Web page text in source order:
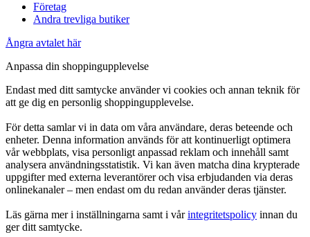
Företag
Andra trevliga butiker
Ångra avtalet här
Anpassa din shoppingupplevelse
Endast med ditt samtycke använder vi cookies och annan teknik för
att ge dig en personlig shoppingupplevelse.
För detta samlar vi in data om våra användare, deras beteende och
enheter. Denna information används för att kontinuerligt optimera
vår webbplats, visa personligt anpassad reklam och innehåll samt
analysera användningsstatistik. Vi kan även matcha dina krypterade
uppgifter med externa leverantörer och visa erbjudanden via deras
onlinekanaler – men endast om du redan använder deras tjänster.
Läs gärna mer i inställningarna samt i vårintegritetspolicy innan du
ger ditt samtycke.